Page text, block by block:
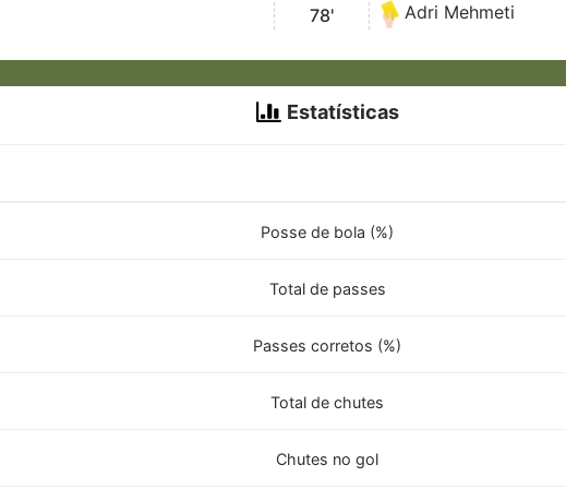
78'
Adri Mehmeti
Estatísticas
Posse de bola (%)
Total de passes
Passes corretos (%)
Total de chutes
Chutes no gol